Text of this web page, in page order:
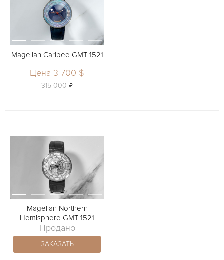
Magellan Caribee GMT 1521
Цена 3 700 $
315 000 ь
Magellan Northern
Hemisphere GMT 1521
Продано
ЗАКАЗАТЬ